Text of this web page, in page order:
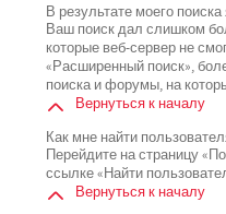
В результате моего
Ваш поиск дал слишком
которые веб-сервер не
«Расширенный поиск»,
поиска и форумы, на
Вернуться к началу
Как мне найти
Перейдите на страницу
ссылке «Найти
Вернуться к началу